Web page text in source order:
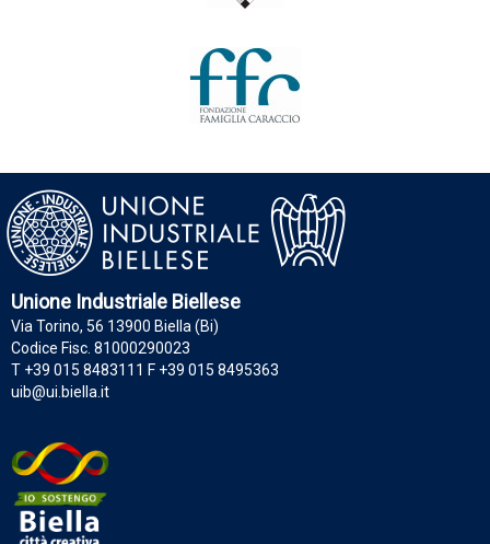
Unione Industriale Biellese
Via Torino, 56 13900 Biella (Bi)
Codice Fisc. 81000290023
T +39 015 8483111 F +39 015 8495363
uib@ui.biella.it